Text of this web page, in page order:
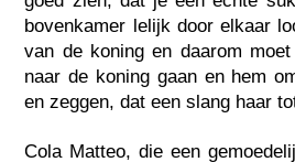
bovenkamer lelijk door elkaar
van de koning en daarom
naar de koning gaan en hem
en zeggen, dat een slang haar
Cola Matteo, die een